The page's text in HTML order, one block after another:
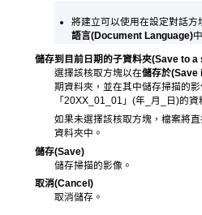
將建立可以使用在設定對話方
語言(Document Language)
儲存到目前日期的子資料夾(Save to a
選擇該核取方塊以在儲存於(Save
期資料夾，並在其中儲存掃描的影
「20XX_01_01」(年_月_日)的資
如果未選擇該核取方塊，檔案將
資料夾中。
儲存(Save)
儲存掃描的影像。
取消(Cancel)
取消儲存。